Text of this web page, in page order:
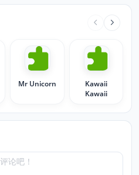
Mr Unicorn
Kawaii
Kawaii